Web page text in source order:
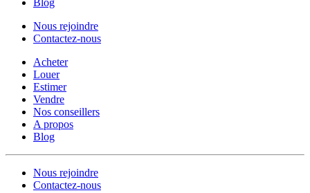
Blog
Nous rejoindre
Contactez-nous
Acheter
Louer
Estimer
Vendre
Nos conseillers
A propos
Blog
Nous rejoindre
Contactez-nous